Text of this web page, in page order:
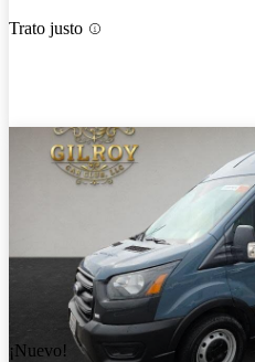
Trato justo
¡Nuevo!